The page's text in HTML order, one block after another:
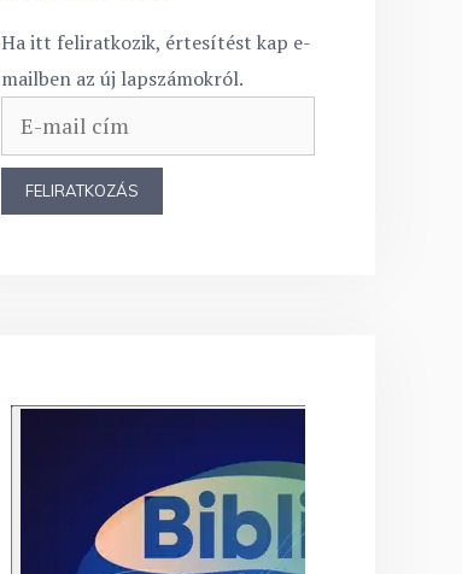
Ha itt feliratkozik, értesítést kap e-
mailben az új lapszámokról.